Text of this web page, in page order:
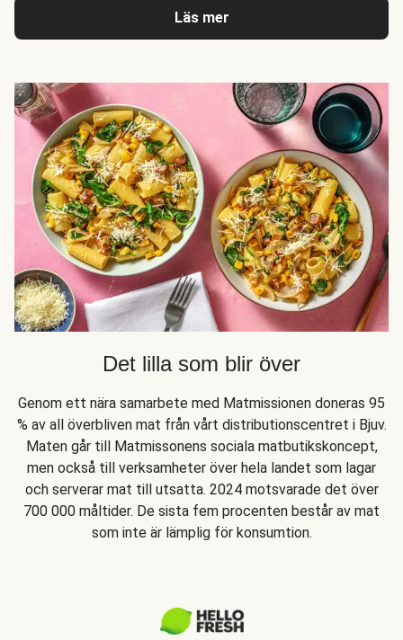
Läs mer
Det lilla som blir över
Genom ett nära samarbete med Matmissionen doneras 95
% av all överbliven mat från vårt distributionscentret i Bjuv.
Maten går till Matmissonens sociala matbutikskoncept,
men också till verksamheter över hela landet som lagar
och serverar mat till utsatta. 2024 motsvarade det över
700 000 måltider. De sista fem procenten består av mat
som inte är lämplig för konsumtion.